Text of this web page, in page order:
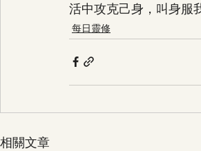
活中攻克己身，叫身服
每日靈修
相關文章